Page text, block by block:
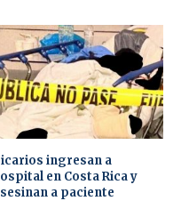
ingresan a
en Costa Rica y
a paciente